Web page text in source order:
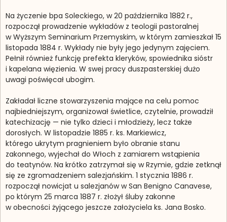
Na życzenie bpa Soleckiego, w 20 października 1882 r.,
rozpoczął prowadzenie wykładów z teologii pastoralnej
w Wyższym Seminarium Przemyskim, w którym zamieszkał 15
listopada 1884 r. Wykłady nie były jego jedynym zajęciem.
Pełnił również funkcję prefekta kleryków, spowiednika sióstr
i kapelana więzienia. W swej pracy duszpasterskiej dużo
uwagi poświęcał ubogim.
Zakładał liczne stowarzyszenia mające na celu pomoc
najbiedniejszym, organizował świetlice, czytelnie, prowadził
katechizację — nie tylko dzieci i młodzieży, lecz także
dorosłych. W listopadzie 1885 r. ks. Markiewicz,
którego ukrytym pragnieniem było obranie stanu
zakonnego, wyjechał do Włoch z zamiarem wstąpienia
do teatynów. Na krótko zatrzymał się w Rzymie, gdzie zetknął
się ze zgromadzeniem salezjańskim. 1 stycznia 1886 r.
rozpoczął nowicjat u salezjanów w San Benigno Canavese,
po którym 25 marca 1887 r. złożył śluby zakonne
w obecności żyjącego jeszcze założyciela ks. Jana Bosko.